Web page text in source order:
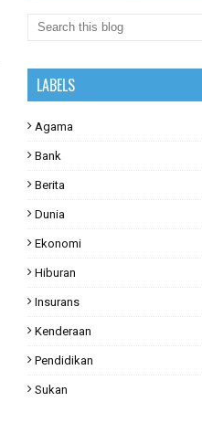
LABELS
Agama
Bank
Berita
Dunia
Ekonomi
Hiburan
Insurans
Kenderaan
Pendidikan
Sukan